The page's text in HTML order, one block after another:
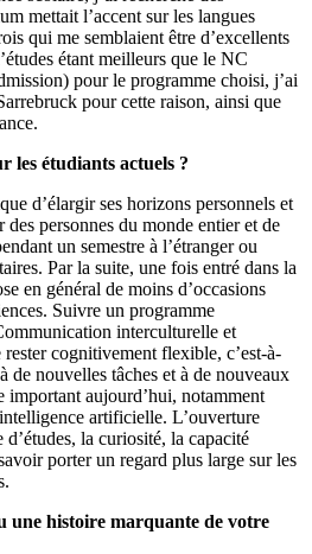
mettait l’accent sur les langues
qui me semblaient être d’excellents
étant meilleurs que le NC
pour le programme choisi, j’ai
pour cette raison, ainsi que
les étudiants actuels ?
d’élargir ses horizons personnels et
personnes du monde entier et de
un semestre à l’étranger ou
Par la suite, une fois entré dans la
en général de moins d’occasions
Suivre un programme
interculturelle et
cognitivement flexible, c’est-à-
de nouvelles tâches et à de nouveaux
important aujourd’hui, notamment
artificielle. L’ouverture
d’études, la curiosité, la capacité
porter un regard plus large sur les
une histoire marquante de votre